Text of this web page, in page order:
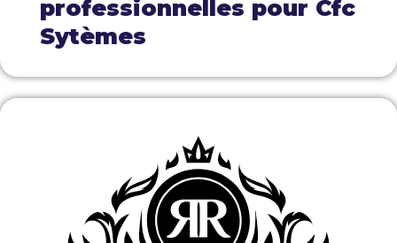
professionnelles pour Cfc
Sytèmes